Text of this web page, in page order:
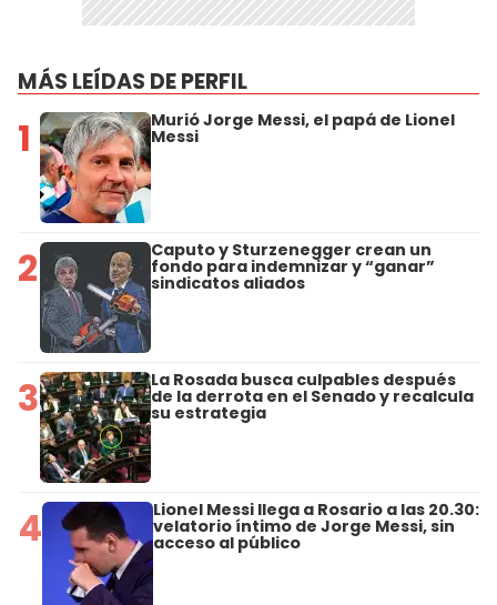
MÁS LEÍDAS DE PERFIL
1 Murió Jorge Messi, el papá de Lionel
Messi
2 Caputo y Sturzenegger crean un
fondo para indemnizar y “ganar”
sindicatos aliados
3 La Rosada busca culpables después
de la derrota en el Senado y recalcula
su estrategia
4 Lionel Messi llega a Rosario a las 20.30:
velatorio íntimo de Jorge Messi, sin
acceso al público